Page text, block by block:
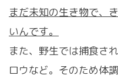
まだ未知の生き物で、
いんです。
また、野生では捕食さ
ロウなど。そのため体